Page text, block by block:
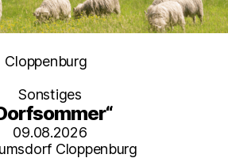
Kategorien
Cloppenburg
Sonstiges
09.08.2026
Cloppenburg